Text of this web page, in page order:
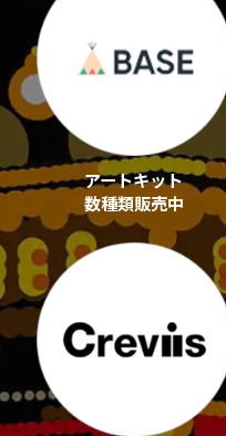
アートキット
数種類販売中